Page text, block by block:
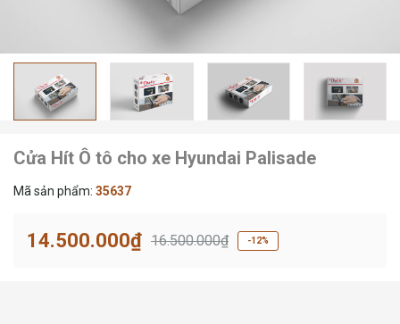
Cửa Hít Ô tô cho xe Hyundai Palisade
Mã sản phẩm: 35637
14.500.000₫ 16.500.000₫ -12%